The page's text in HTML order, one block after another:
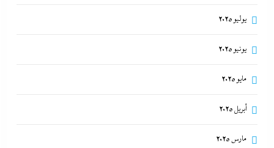
يوليو 2025
يونيو 2025
مايو 2025
أبريل 2025
مارس 2025